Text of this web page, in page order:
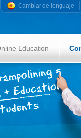
Cambiar de lenguaje
Education